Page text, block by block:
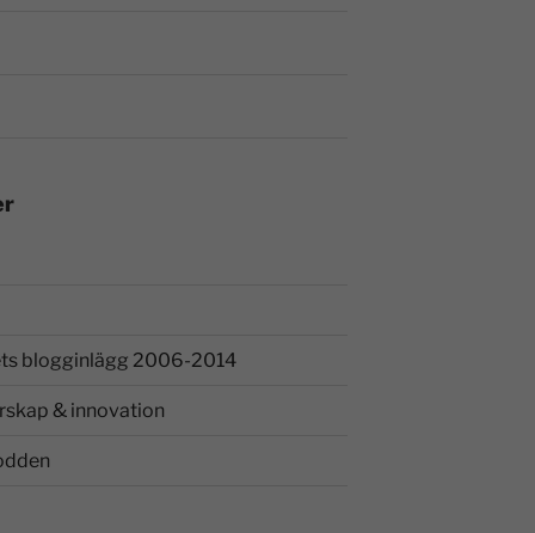
blogginlägg 2006-2014
& innovation